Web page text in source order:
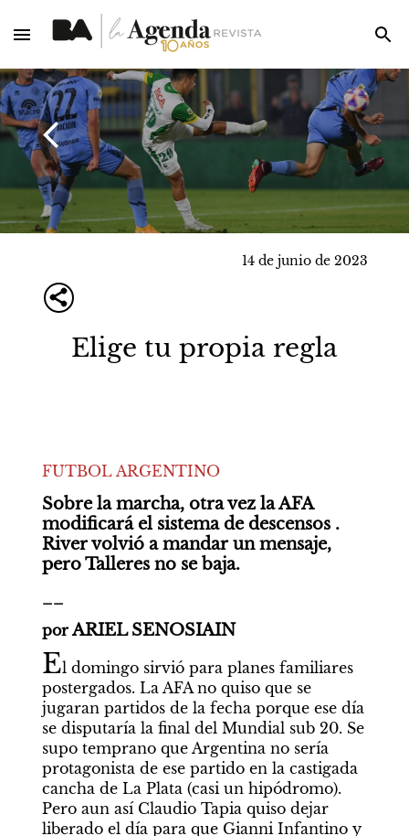
14 de junio de 2023
Elige tu propia regla
FUTBOL ARGENTINO
Sobre la marcha, otra vez la AFA
modificará el sistema de descensos .
River volvió a mandar un mensaje,
pero Talleres no se baja.
por ARIEL SENOSIAIN
El domingo sirvió para planes familiares
postergados. La AFA no quiso que se
jugaran partidos de la fecha porque ese día
se disputaría la final del Mundial sub 20. Se
supo temprano que Argentina no sería
protagonista de ese partido en la castigada
cancha de La Plata (casi un hipódromo).
Pero aun así Claudio Tapia quiso dejar
liberado el día para que Gianni Infantino y